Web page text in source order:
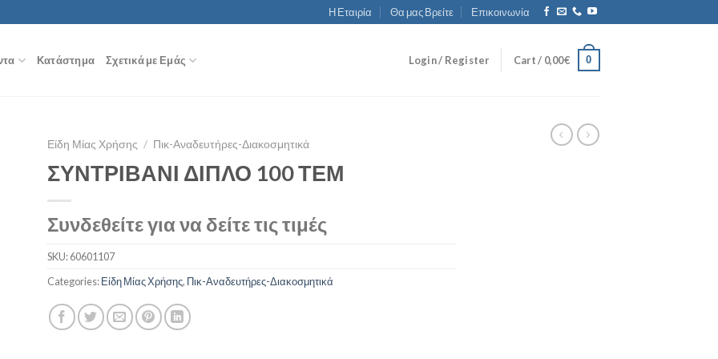
Η Εταιρία Θα μας Βρείτε Επικοινωνία
Κατάστημα Σχετικά με Εμάς Login / Register Cart / 0,00€ 0
Είδη Μίας Χρήσης / Πικ-Αναδευτήρες-Διακοσμητικά
ΣΥΝΤΡΙΒΑΝΙ ΔΙΠΛΟ 100 ΤΕΜ
Συνδεθείτε για να δείτε τις τιμές
SKU:60601107
Categories:Είδη Μίας Χρήσης, Πικ-Αναδευτήρες-Διακοσμητικά